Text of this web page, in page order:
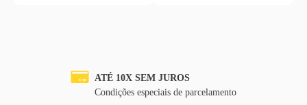
ATÉ 10X SEM JUROS
Condições especiais de parcelamento